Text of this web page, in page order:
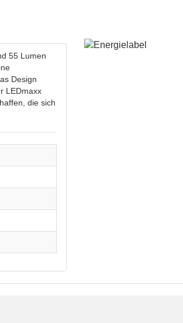
55 Lumen
Design
LEDmaxx
die sich